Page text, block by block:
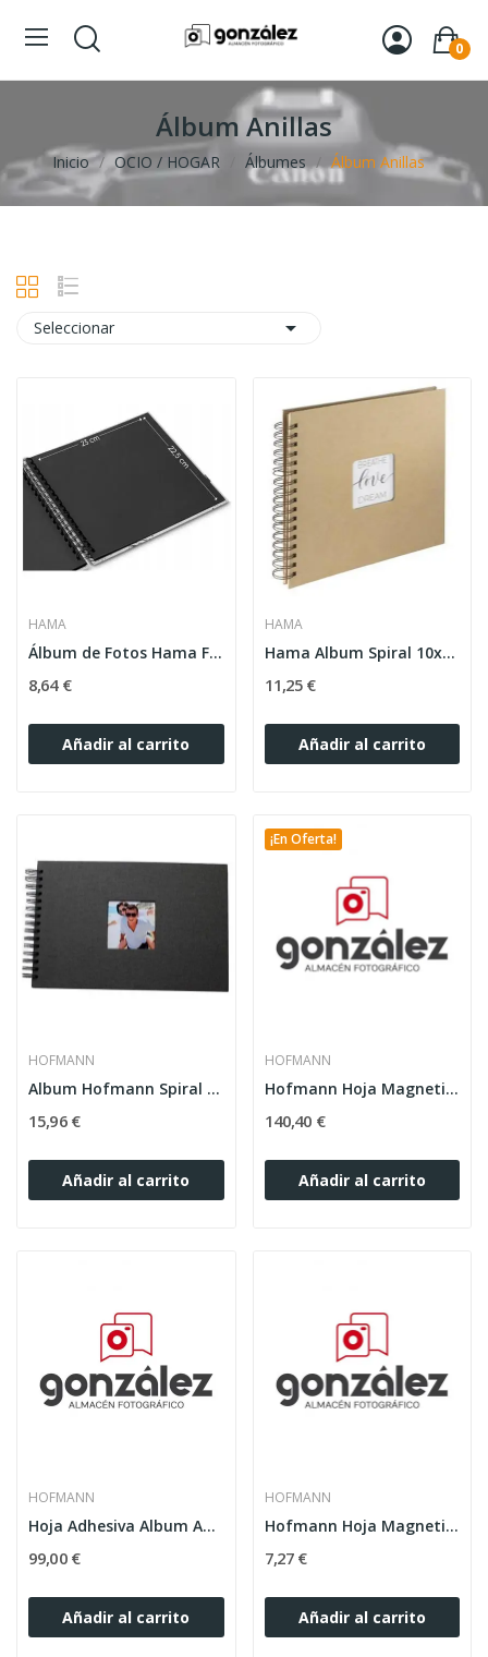
0
Álbum Anillas
Inicio OCIO / HOGAR Álbumes Álbum Anillas
Seleccionar 
HAMA
Álbum de Fotos Hama Fine Art 28x24 cm 50 Páginas
8,64 €
Añadir al carrito
HAMA
Hama Album Spiral 10x15 80F 28x24 40P Craft
11,25 €
Añadir al carrito
HOFMANN
Album Hofmann Spiral Mod:1429 32X22 20 hojas negra
15,96 €
Añadir al carrito
¡En Oferta!
HOFMANN
Hofmann Hoja Magnetica Mod:9820 (caja 25 unidades)
140,40 €
Añadir al carrito
HOFMANN
Hoja Adhesiva Album Anillas Mod:Madrid caja 20 p
99,00 €
Añadir al carrito
HOFMANN
Hofmann Hoja Magnetica Mod:9820 20H
7,27 €
Añadir al carrito